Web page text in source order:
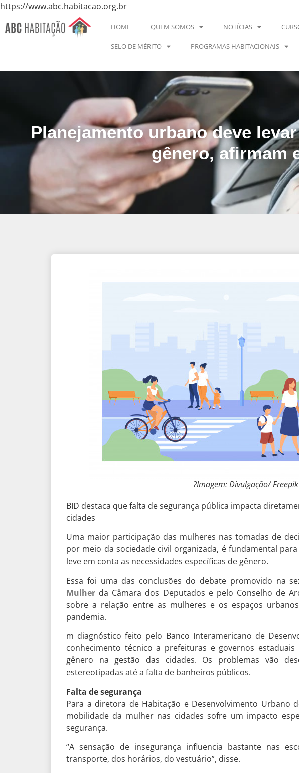
https://www.abc.habitacao.org.br
HOME QUEM SOMOS NOTÍCIAS
SELO DE MÉRITO PROGRAMAS HABITACIONAIS
Planejamento urbano deve
gênero, afirmam
?Imagem: Divulgação/ Freepik
BID destaca que falta de segurança pública impacta
cidades
Uma maior participação das mulheres nas tomadas de
por meio da sociedade civil organizada, é fundamental
leve em conta as necessidades específicas de gênero.
Essa foi uma das conclusões do debate promovido na
Mulher da Câmara dos Deputados e pelo Conselho de
sobre a relação entre as mulheres e os espaços
pandemia.
m diagnóstico feito pelo Banco Interamericano de
conhecimento técnico a prefeituras e governos
gênero na gestão das cidades. Os problemas vão
estereotipadas até a falta de banheiros públicos.
Falta de segurança
Para a diretora de Habitação e Desenvolvimento Urbano
mobilidade da mulher nas cidades sofre um impacto
segurança.
“A sensação de insegurança influencia bastante nas
transporte, dos horários, do vestuário”, disse.